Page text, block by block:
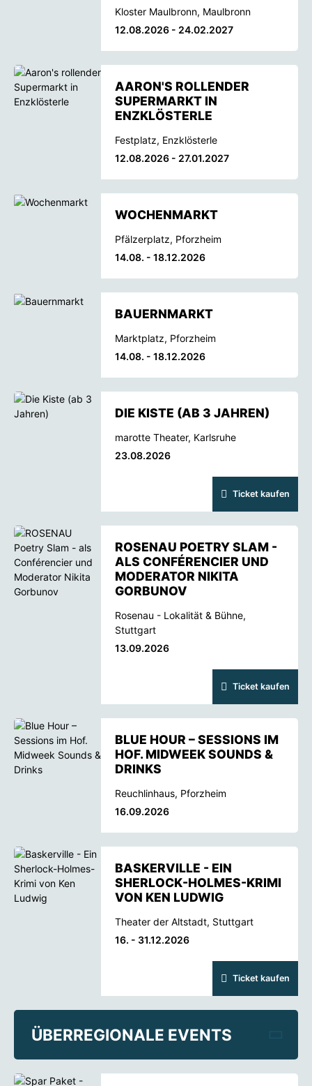
Kloster Maulbronn, Maulbronn
12.08.2026 - 24.02.2027
AARON'S ROLLENDER
SUPERMARKT IN
ENZKLÖSTERLE
Festplatz, Enzklösterle
12.08.2026 - 27.01.2027
WOCHENMARKT
Pfälzerplatz, Pforzheim
14.08. - 18.12.2026
BAUERNMARKT
Marktplatz, Pforzheim
14.08. - 18.12.2026
DIE KISTE (AB 3 JAHREN)
marotte Theater, Karlsruhe
23.08.2026
Ticket kaufen
ROSENAU POETRY SLAM -
ALS CONFÉRENCIER UND
MODERATOR NIKITA
GORBUNOV
Rosenau - Lokalität & Bühne,
Stuttgart
13.09.2026
Ticket kaufen
BLUE HOUR – SESSIONS IM
HOF. MIDWEEK SOUNDS &
DRINKS
Reuchlinhaus, Pforzheim
16.09.2026
BASKERVILLE - EIN
SHERLOCK-HOLMES-KRIMI
VON KEN LUDWIG
Theater der Altstadt, Stuttgart
16. - 31.12.2026
Ticket kaufen
ÜBERREGIONALE EVENTS